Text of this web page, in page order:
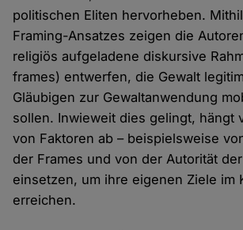
politischen Eliten hervorheben.
Framing-Ansatzes zeigen die
religiös aufgeladene diskursive
frames) entwerfen, die Gewalt
Gläubigen zur Gewaltanwendung
sollen. Inwieweit dies gelingt, hängt
von Faktoren ab – beispielsweise
der Frames und von der Autorität
einsetzen, um ihre eigenen Ziele im
erreichen.